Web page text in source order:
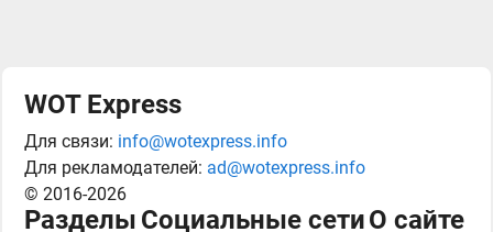
WOT Express
Для связи: info@wotexpress.info
Для рекламодателей: ad@wotexpress.info
© 2016-2026
Разделы Социальные сетиО сайте